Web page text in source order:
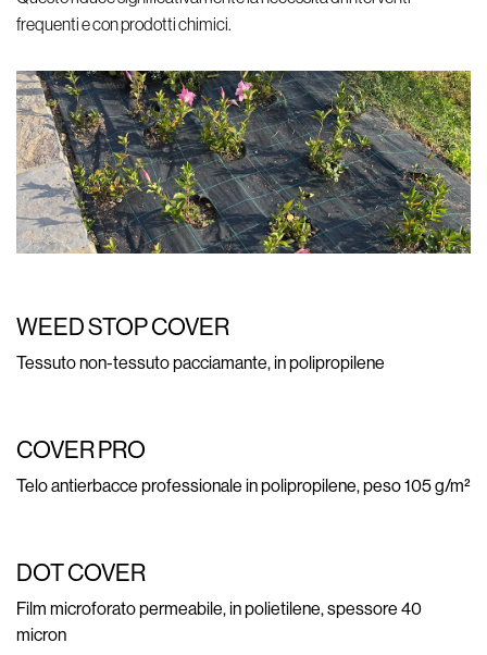
frequenti e con prodotti chimici.
WEED STOP COVER
Tessuto non-tessuto pacciamante, in polipropilene
COVER PRO
Telo antierbacce professionale in polipropilene, peso 105 g/m²
DOT COVER
Film microforato permeabile, in polietilene, spessore 40
micron